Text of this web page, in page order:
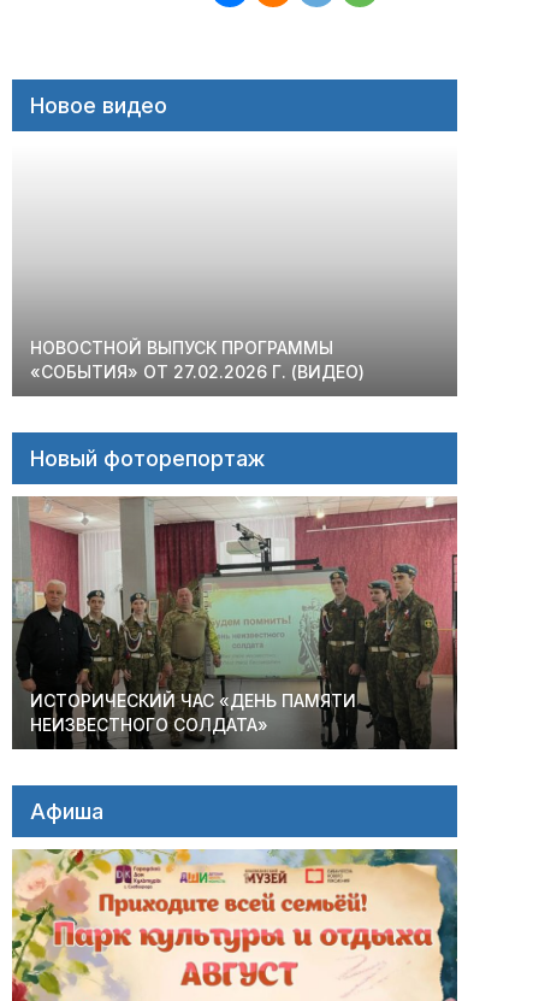
Новое видео
НОВОСТНОЙ ВЫПУСК ПРОГРАММЫ
«СОБЫТИЯ» ОТ 27.02.2026 Г. (ВИДЕО)
Новый фоторепортаж
ИСТОРИЧЕСКИЙ ЧАС «ДЕНЬ ПАМЯТИ
НЕИЗВЕСТНОГО СОЛДАТА»
Афиша